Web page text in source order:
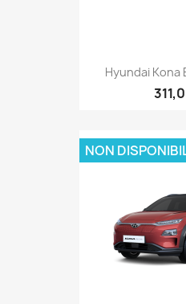
Hyundai Kona
NON